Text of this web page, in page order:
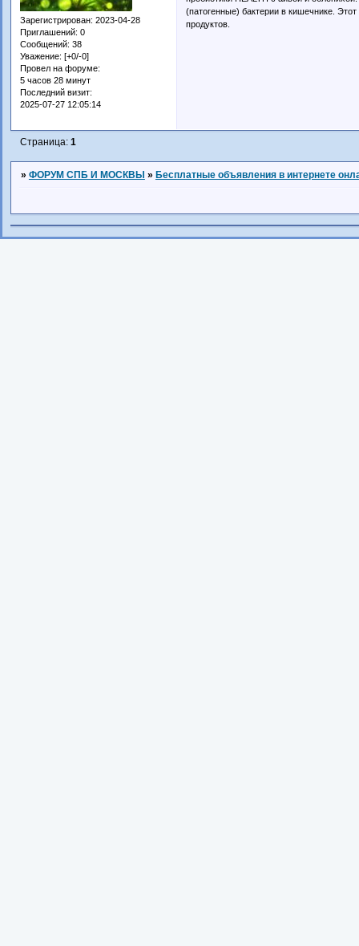
Зарегистрирован: 2023-04-28
Приглашений: 0
Сообщений: 38
Уважение: [+0/-0]
Провел на форуме:
5 часов 28 минут
Последний визит:
2025-07-27 12:05:14
(патогенные) бактерии в кишечнике.
продуктов.
Страница: 1
» ФОРУМ СПБ И МОСКВЫ » Бесплатные объявления в интернете